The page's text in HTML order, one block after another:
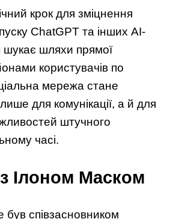
крок для зміцнення
ChatGPT та інших AI-
шукає шляхи прямої
користувачів по
мережа стане
для комунікації, а й для
штучного
часі.
Ілоном Маском
був співзасновником